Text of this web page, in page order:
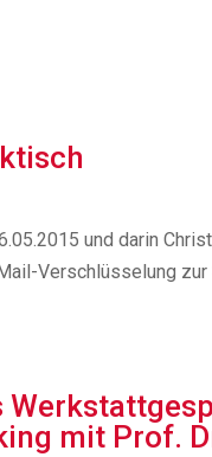
und darin
Verschlüsselung zur
mit Prof.